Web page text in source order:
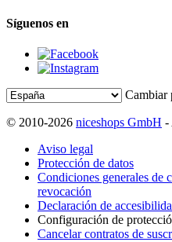
Síguenos en
Cambiar
© 2010-2026 niceshops GmbH -
Aviso legal
Protección de datos
Condiciones generales de
revocación
Declaración de
Configuración de
Cancelar contratos de